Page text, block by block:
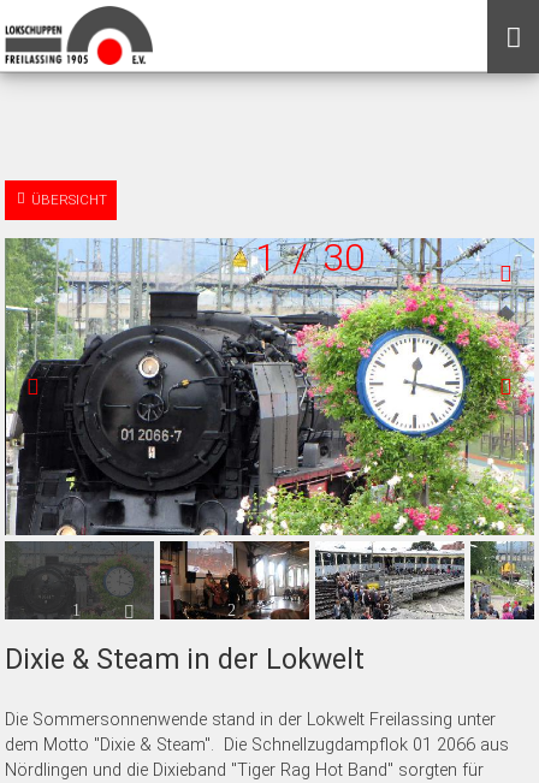
ÜBERSICHT
1 / 30
1 2 3
Dixie & Steam in der Lokwelt
Die Sommersonnenwende stand in der Lokwelt Freilassing unter
dem Motto "Dixie & Steam". Die Schnellzugdampflok 01 2066 aus
Nördlingen und die Dixieband "Tiger Rag Hot Band" sorgten für